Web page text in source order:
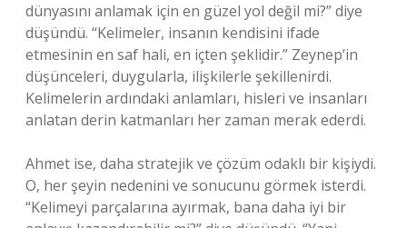
dünyasını anlamak için en güzel yol değil mi?” diye
düşündü. “Kelimeler, insanın kendisini ifade
etmesinin en saf hali, en içten şeklidir.” Zeynep’in
düşünceleri, duygularla, ilişkilerle şekillenirdi.
Kelimelerin ardındaki anlamları, hisleri ve insanları
anlatan derin katmanları her zaman merak ederdi.
Ahmet ise, daha stratejik ve çözüm odaklı bir kişiydi.
O, her şeyin nedenini ve sonucunu görmek isterdi.
“Kelimeyi parçalarına ayırmak, bana daha iyi bir